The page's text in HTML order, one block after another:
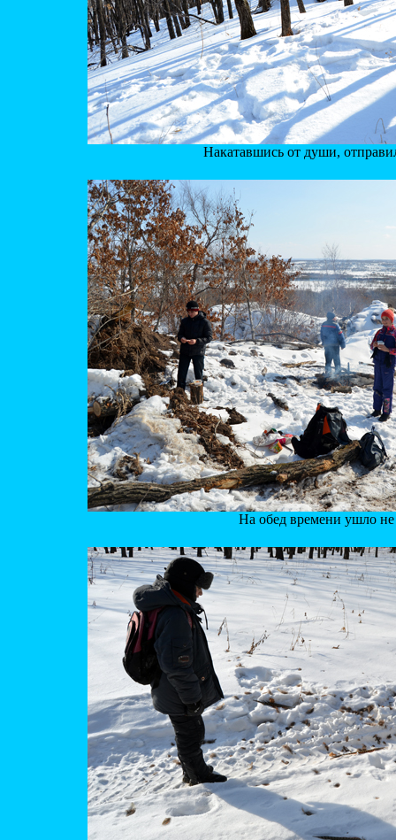
Накатавшись от души,
На обед времени ушло